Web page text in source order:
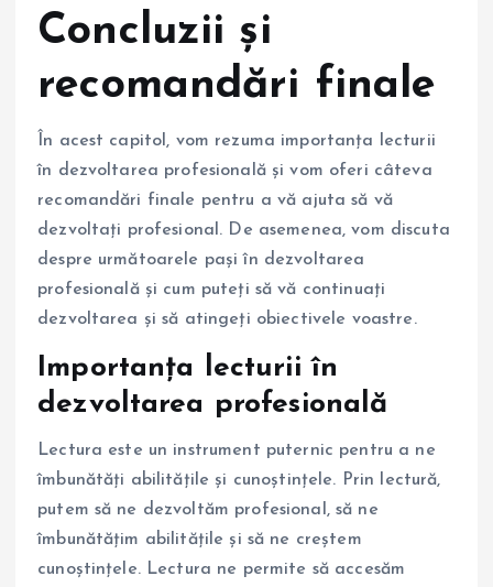
Concluzii și
recomandări finale
În acest capitol, vom rezuma importanța lecturii
în dezvoltarea profesională și vom oferi câteva
recomandări finale pentru a vă ajuta să vă
dezvoltați profesional. De asemenea, vom discuta
despre următoarele pași în dezvoltarea
profesională și cum puteți să vă continuați
dezvoltarea și să atingeți obiectivele voastre.
Importanța lecturii în
dezvoltarea profesională
Lectura este un instrument puternic pentru a ne
îmbunătăți abilitățile și cunoștințele. Prin lectură,
putem să ne dezvoltăm profesional, să ne
îmbunătățim abilitățile și să ne creștem
cunoștințele. Lectura ne permite să accesăm